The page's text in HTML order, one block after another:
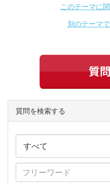
このテーマに
別のテーマ
質問を検索する